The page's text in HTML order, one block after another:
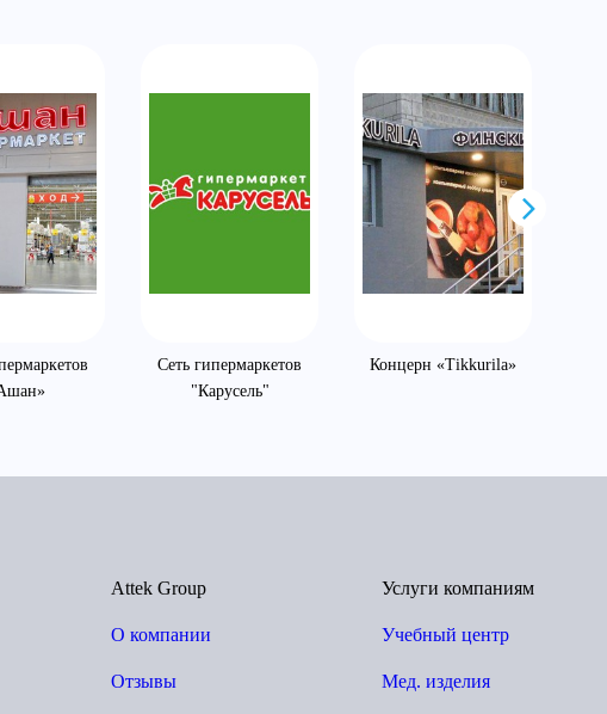
Сеть гипермаркетов
"Карусель"
Концерн «Tikkurila»
Attek Group
О компании
Отзывы
Услуги компаниям
Учебный центр
Мед. изделия